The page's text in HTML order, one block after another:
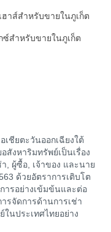
ฮาส์สำหรับขายในภูเก็ต
ซ์สำหรับขายในภูเก็ต
ชียตะวันออกเฉียงใต้
สังหาริมทรัพย์เป็นเรื่อง
, ผู้ซื้อ, เจ้าของ และนาย
ด้วยอัตราการเติบโต
รอย่างเข้มข้นและต่อ
รจัดการด้านการเช่า
นประเทศไทยอย่าง